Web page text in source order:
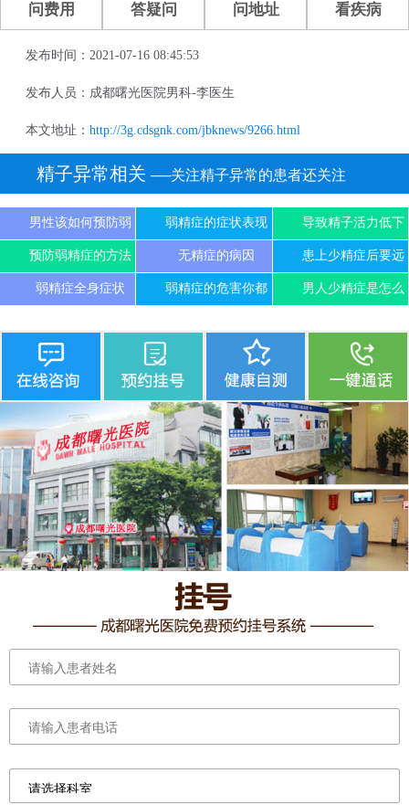
问费用 答疑问 问地址 看疾病
发布时间：2021-07-16 08:45:53
发布人员：成都曙光医院男科-李医生
本文地址： http://3g.cdsgnk.com/jbknews/9266.html
精子异常相关 ──关注精子异常的患者还关注
男性该如何预防弱 弱精症的症状表现 导致精子活力低下
预防弱精症的方法 无精症的病因 患上少精症后要远
弱精症全身症状 弱精症的危害你都 男人少精症是怎么